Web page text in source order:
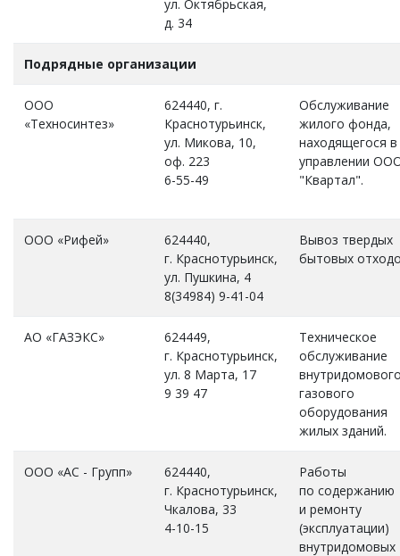
ул. Октябрьская,
д. 34
Подрядные организации
ООО
«Техносинтез»
624440, г.
Краснотурьинск,
ул. Микова, 10,
оф. 223
6-55-49
Обслуживание
жилого фонда,
находящегося в
управлении
"Квартал".
ООО «Рифей»
624440,
г. Краснотурьинск,
ул. Пушкина, 4
8(34984) 9-41-04
Вывоз твердых
бытовых
АО «ГАЗЭКС»
624449,
г. Краснотурьинск,
ул. 8 Марта, 17
9 39 47
Техническое
обслуживание
газового
оборудования
жилых зданий.
ООО «АС - Групп»
624440,
г. Краснотурьинск,
Чкалова, 33
4-10-15
Работы
по содержанию
и ремонту
(эксплуатации)
внутридомовых